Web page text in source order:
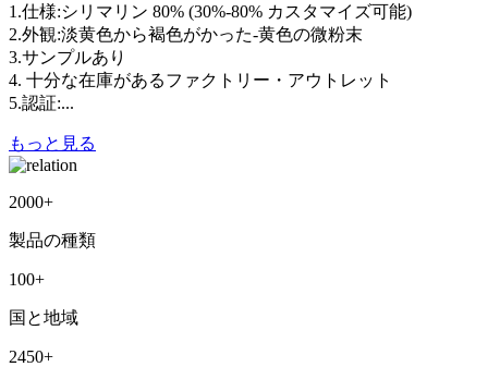
1.仕様:シリマリン 80% (30%-80% カスタマイズ可能)
2.外観:淡黄色から褐色がかった-黄色の微粉末
3.サンプルあり
4. 十分な在庫があるファクトリー・アウトレット
5.認証:...
もっと見る
2000+
製品の種類
100+
国と地域
2450+